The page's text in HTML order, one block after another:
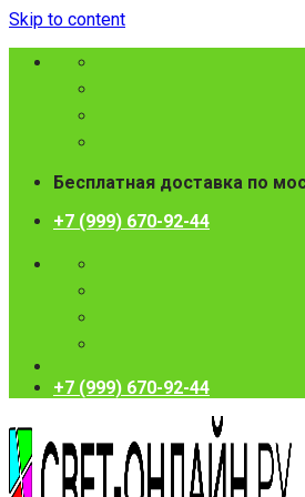
Skip to content
Бесплатная доставка по
+7 (999) 670-92-44
+7 (999) 670-92-44